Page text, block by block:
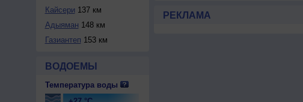
Кайсери 137 км
Адыяман 148 км
Газиантеп 153 км
ВОДОЕМЫ
Температура воды
РЕКЛАМА